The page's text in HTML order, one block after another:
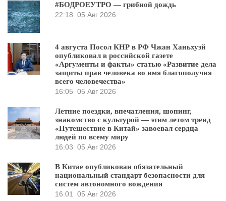
#БОДРОЕУТРО — грибной дождь
22:18 05 Авг 2026
4 августа Посол КНР в РФ Чжан Ханьхуэй
опубликовал в российской газете
«Аргументы и факты» статью «Развитие дела
защиты прав человека во имя благополучия
всего человечества»
16:05 05 Авг 2026
Летние поездки, впечатления, шопинг,
знакомство с культурой — этим летом тренд
«Путешествие в Китай» завоевал сердца
людей по всему миру
16:03 05 Авг 2026
В Китае опубликован обязательный
национальный стандарт безопасности для
систем автономного вождения
16:01
05 Авг 2026